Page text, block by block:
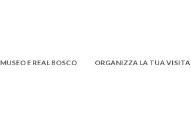
MUSEO E REAL BOSCO ORGANIZZA LA TUA VISITA